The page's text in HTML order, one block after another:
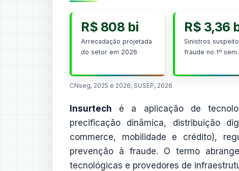
R$ 808 bi
Arrecadação projetada
do setor em 2026
R$ 3,36
Sinistros
fraude no 1º
CNseg, 2025 e 2026; SUSEP, 2026
Insurtech é a aplicação de
precificação dinâmica, distribuição
commerce, mobilidade e crédito),
prevenção à fraude. O termo
tecnológicas e provedores de